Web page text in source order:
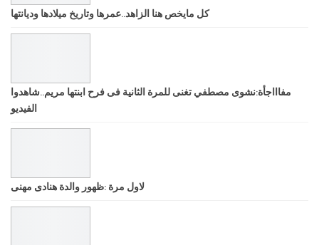
كل مايخص هنا الزاهد..عمرها وتاريخ ميلادها وديانتها
مفاااجأة:نشوى مصطفي تغنى للمرة الثانية فى فرح ابنتها مريم..شاهدوا
الفيديو
لاول مرة :ظهور والدة هنادى مهنى